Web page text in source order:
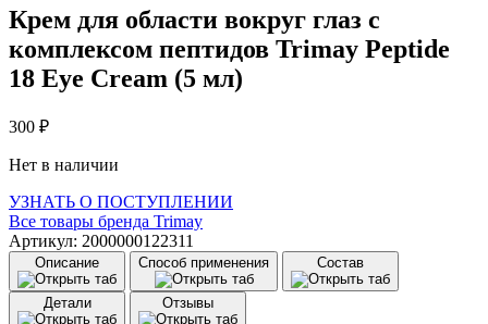
Крем для области вокруг глаз с
комплексом пептидов Trimay Peptide
18 Eye Cream (5 мл)
300 ₽
Нет в наличии
УЗНАТЬ О ПОСТУПЛЕНИИ
Все товары бренда Trimay
Артикул: 2000000122311
Описание Способ применения Состав
Детали Отзывы